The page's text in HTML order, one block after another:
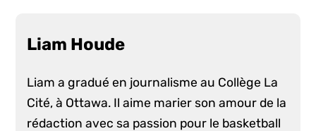
Liam Houde
Liam a gradué en journalisme au Collège La
Cité, à Ottawa. Il aime marier son amour de la
rédaction avec sa passion pour le basketball